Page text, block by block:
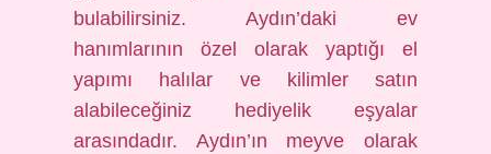
bulabilirsiniz. Aydın’daki ev
hanımlarının özel olarak yaptığı el
yapımı halılar ve kilimler satın
alabileceğiniz hediyelik eşyalar
arasındadır. Aydın’ın meyve olarak